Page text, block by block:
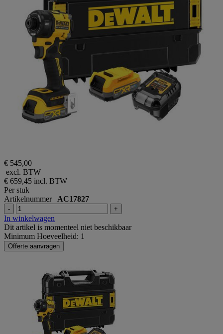
€ 545,00
excl. BTW
€ 659,45 incl. BTW
Per stuk
Artikelnummer AC17827
- +
In winkelwagen
Dit artikel is momenteel niet beschikbaar
Minimum Hoeveelheid: 1
Offerte aanvragen